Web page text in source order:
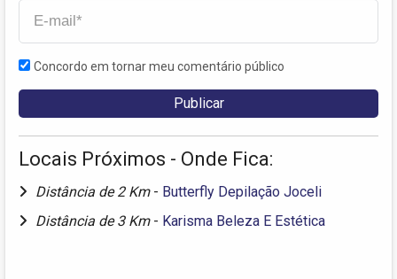
Concordo em tornar meu comentário público
Locais Próximos - Onde Fica:
Distância de 2 Km - Butterfly Depilação Joceli
Distância de 3 Km - Karisma Beleza E Estética